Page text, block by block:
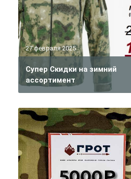
27 февраля 2025
Супер Скидки на зимний
ассортимент